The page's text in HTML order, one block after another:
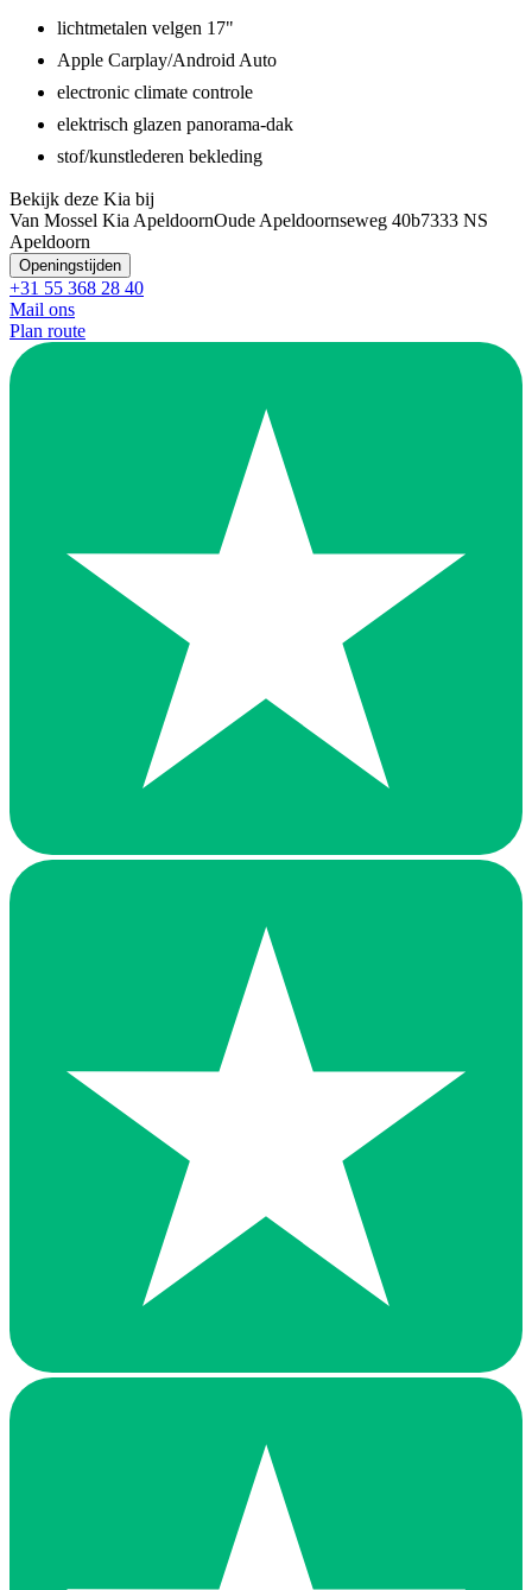
lichtmetalen velgen 17"
Apple Carplay/Android Auto
electronic climate controle
elektrisch glazen panorama-dak
stof/kunstlederen bekleding
Bekijk deze Kia bij
Van Mossel Kia ApeldoornOude Apeldoornseweg 40b7333 NS
Apeldoorn
Openingstijden
+31 55 368 28 40
Mail ons
Plan route